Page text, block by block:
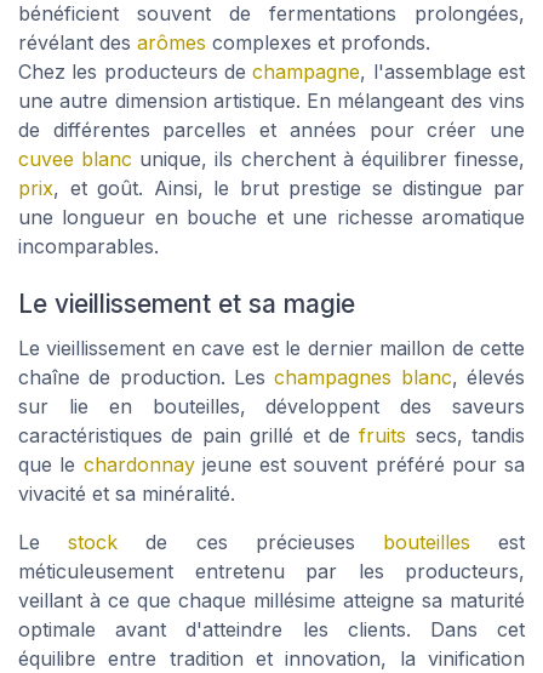
bénéficient souvent de fermentations prolongées,
révélant des arômes complexes et profonds.
Chez les producteurs dechampagne, l'assemblage est
une autre dimension artistique. En mélangeant des vins
de différentes parcelles et années pour créer une
cuvee blanc unique, ils cherchent à équilibrer finesse,
prix, et goût. Ainsi, le brut prestige se distingue par
une longueur en bouche et une richesse aromatique
incomparables.
Le vieillissement et sa magie
Le vieillissement en cave est le dernier maillon de cette
chaîne de production. Leschampagnes blanc, élevés
sur lie en bouteilles, développent des saveurs
caractéristiques de pain grillé et defruits secs, tandis
que le chardonnayjeune est souvent préféré pour sa
vivacité et sa minéralité.
Lestock de ces précieuses bouteilles est
méticuleusement entretenu par les producteurs,
veillant à ce que chaque millésime atteigne sa maturité
optimale avant d'atteindre les clients. Dans cet
équilibre entre tradition et innovation, la vinification